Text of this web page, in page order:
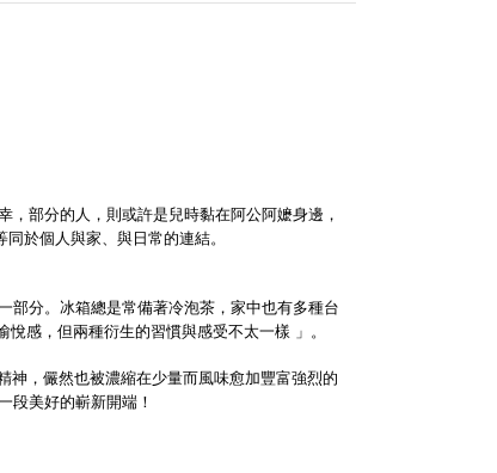
部分的人，則或許是兒時黏在阿公阿嬷身邊，
於個人與家、與日常的連結。
部分。冰箱總是常備著冷泡茶，家中也有多種台
感，但兩種衍生的習慣與感受不太一樣 」。
，儼然也被濃縮在少量而風味愈加豐富強烈的
段美好的嶄新開端！